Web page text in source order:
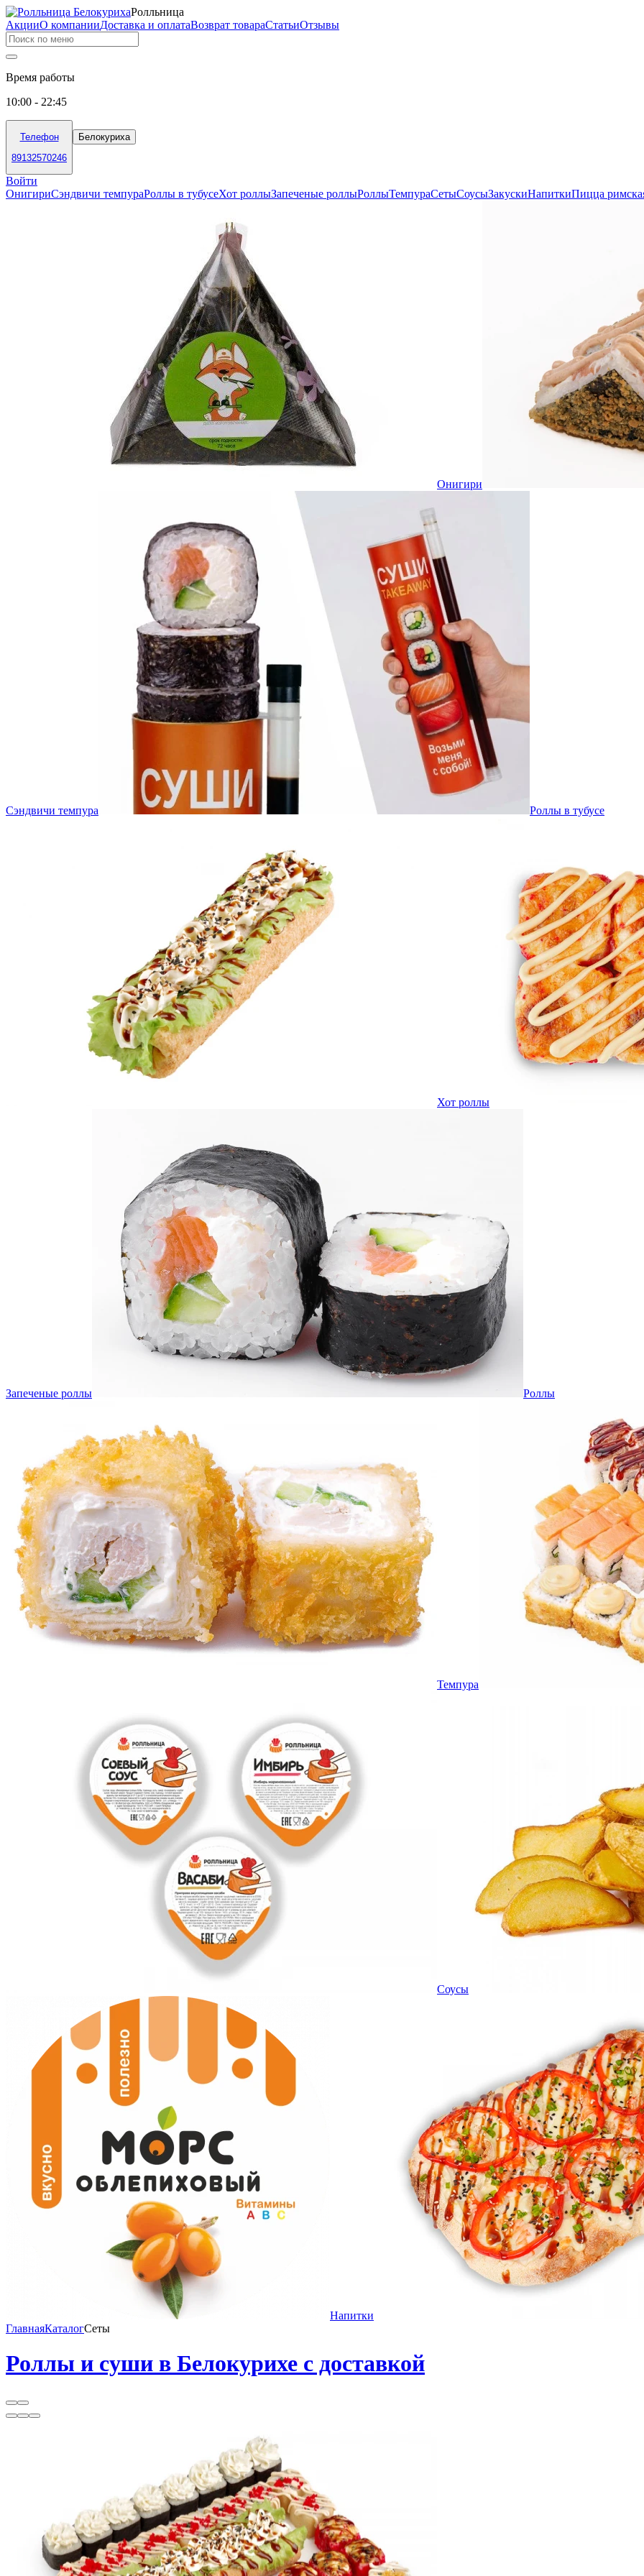
Ролльница
АкцииО компанииДоставка и оплатаВозврат товараСтатьиОтзывы
Время работы
10:00 - 22:45
Телефон
89132570246
Белокуриха
Войти
ОнигириСэндвичи темпураРоллы в тубусеХот роллыЗапеченые роллыРоллыТемпураСетыСоусыЗакускиНапиткиПицца
Онигири
Сэндвичи темпура Роллы в тубусе
Хот роллы
Запеченые роллы Роллы
Темпура
Соусы
Напитки
ГлавнаяКаталогСеты
Роллы и суши в Белокурихе с доставкой